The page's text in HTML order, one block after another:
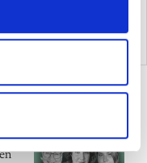
”integrera”
egna